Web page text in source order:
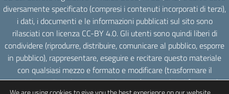
diversamente specificato (compresi i contenuti incorporati di terzi),
i dati, i documenti e le informazioni pubblicati sul sito sono
rilasciati con licenza CC-BY 4.0. Gli utenti sono quindi liberi di
condividere (riprodurre, distribuire, comunicare al pubblico, esporre
in pubblico), rappresentare, eseguire e recitare questo materiale
con qualsiasi mezzo e formato e modificare (trasformare il
materiale e utilizzarlo per opere derivate) per qualsiasi fine, anche